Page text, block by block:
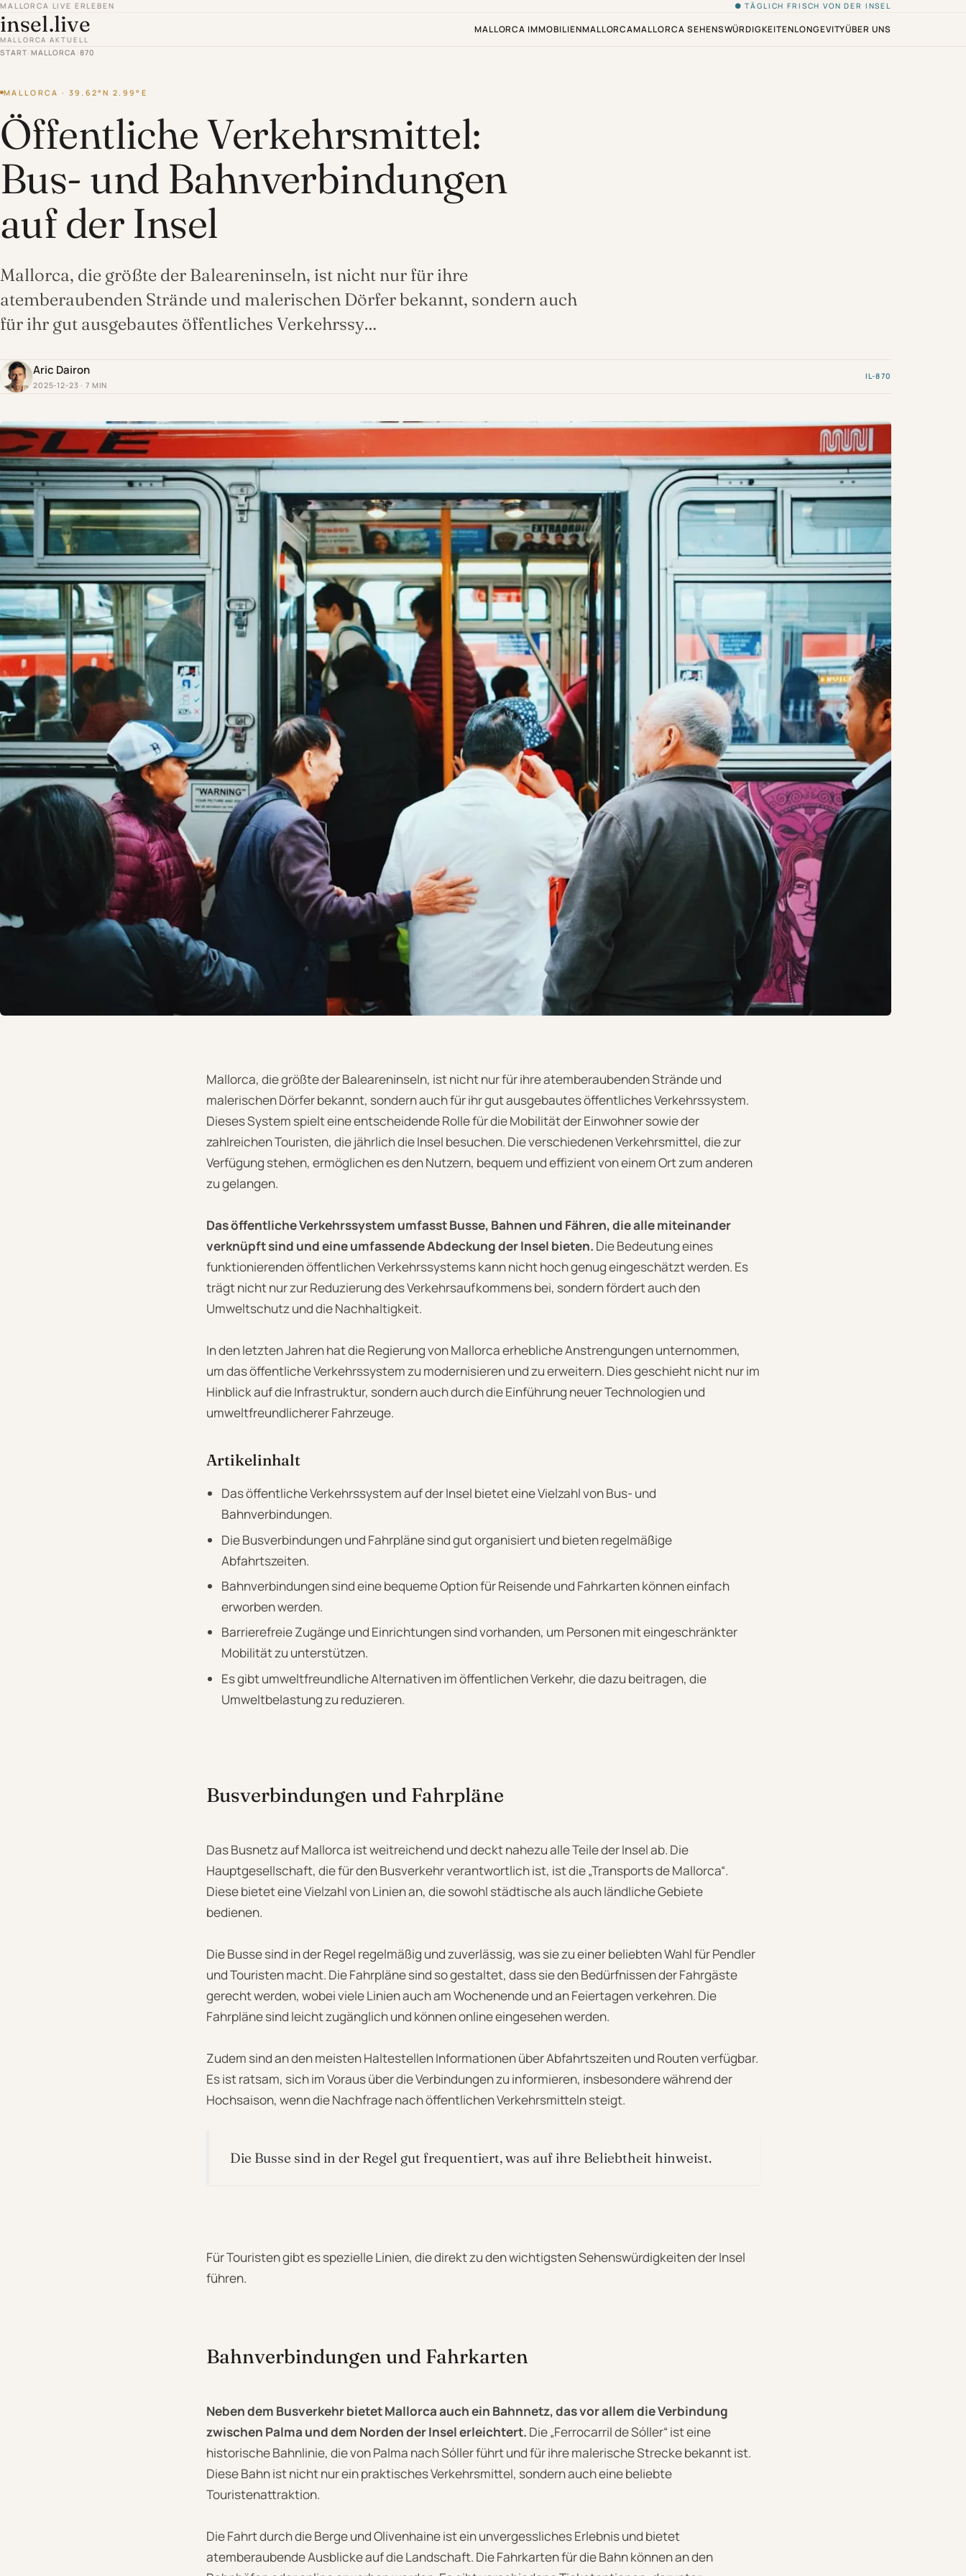
MALLORCA LIVE ERLEBEN ● TÄGLICH FRISCH VON DER INSEL
insel.live
MALLORCA AKTUELL
MALLORCA IMMOBILIENMALLORCAMALLORCA SEHENSWÜRDIGKEITENLONGEVITYÜBER UNS
START /MALLORCA /870
MALLORCA · 39.62°N 2.99°E
Öffentliche Verkehrsmittel:
Bus- und Bahnverbindungen
auf der Insel
Mallorca, die größte der Baleareninseln, ist nicht nur für ihre
atemberaubenden Strände und malerischen Dörfer bekannt, sondern auch
für ihr gut ausgebautes öffentliches Verkehrssy…
Aric Dairon
2025-12-23 · 7 MIN
IL-870
Mallorca, die größte der Baleareninseln, ist nicht nur für ihre atemberaubenden Strände und
malerischen Dörfer bekannt, sondern auch für ihr gut ausgebautes öffentliches Verkehrssystem.
Dieses System spielt eine entscheidende Rolle für die Mobilität der Einwohner sowie der
zahlreichen Touristen, die jährlich die Insel besuchen. Die verschiedenen Verkehrsmittel, die zur
Verfügung stehen, ermöglichen es den Nutzern, bequem und effizient von einem Ort zum anderen
zu gelangen.
Das öffentliche Verkehrssystem umfasst Busse, Bahnen und Fähren, die alle miteinander
verknüpft sind und eine umfassende Abdeckung der Insel bieten. Die Bedeutung eines
funktionierenden öffentlichen Verkehrssystems kann nicht hoch genug eingeschätzt werden. Es
trägt nicht nur zur Reduzierung des Verkehrsaufkommens bei, sondern fördert auch den
Umweltschutz und die Nachhaltigkeit.
In den letzten Jahren hat die Regierung von Mallorca erhebliche Anstrengungen unternommen,
um das öffentliche Verkehrssystem zu modernisieren und zu erweitern. Dies geschieht nicht nur im
Hinblick auf die Infrastruktur, sondern auch durch die Einführung neuer Technologien und
umweltfreundlicherer Fahrzeuge.
Artikelinhalt
Das öffentliche Verkehrssystem auf der Insel bietet eine Vielzahl von Bus- und
Bahnverbindungen.
Die Busverbindungen und Fahrpläne sind gut organisiert und bieten regelmäßige
Abfahrtszeiten.
Bahnverbindungen sind eine bequeme Option für Reisende und Fahrkarten können einfach
erworben werden.
Barrierefreie Zugänge und Einrichtungen sind vorhanden, um Personen mit eingeschränkter
Mobilität zu unterstützen.
Es gibt umweltfreundliche Alternativen im öffentlichen Verkehr, die dazu beitragen, die
Umweltbelastung zu reduzieren.
Busverbindungen und Fahrpläne
Das Busnetz auf Mallorca ist weitreichend und deckt nahezu alle Teile der Insel ab. Die
Hauptgesellschaft, die für den Busverkehr verantwortlich ist, ist die „Transports de Mallorca“.
Diese bietet eine Vielzahl von Linien an, die sowohl städtische als auch ländliche Gebiete
bedienen.
Die Busse sind in der Regel regelmäßig und zuverlässig, was sie zu einer beliebten Wahl für Pendler
und Touristen macht. Die Fahrpläne sind so gestaltet, dass sie den Bedürfnissen der Fahrgäste
gerecht werden, wobei viele Linien auch am Wochenende und an Feiertagen verkehren. Die
Fahrpläne sind leicht zugänglich und können online eingesehen werden.
Zudem sind an den meisten Haltestellen Informationen über Abfahrtszeiten und Routen verfügbar.
Es ist ratsam, sich im Voraus über die Verbindungen zu informieren, insbesondere während der
Hochsaison, wenn die Nachfrage nach öffentlichen Verkehrsmitteln steigt.
Die Busse sind in der Regel gut frequentiert, was auf ihre Beliebtheit hinweist.
Für Touristen gibt es spezielle Linien, die direkt zu den wichtigsten Sehenswürdigkeiten der Insel
führen.
Bahnverbindungen und Fahrkarten
Neben dem Busverkehr bietet Mallorca auch ein Bahnnetz, das vor allem die Verbindung
zwischen Palma und dem Norden der Insel erleichtert. Die „Ferrocarril de Sóller“ ist eine
historische Bahnlinie, die von Palma nach Sóller führt und für ihre malerische Strecke bekannt ist.
Diese Bahn ist nicht nur ein praktisches Verkehrsmittel, sondern auch eine beliebte
Touristenattraktion.
Die Fahrt durch die Berge und Olivenhaine ist ein unvergessliches Erlebnis und bietet
atemberaubende Ausblicke auf die Landschaft. Die Fahrkarten für die Bahn können an den